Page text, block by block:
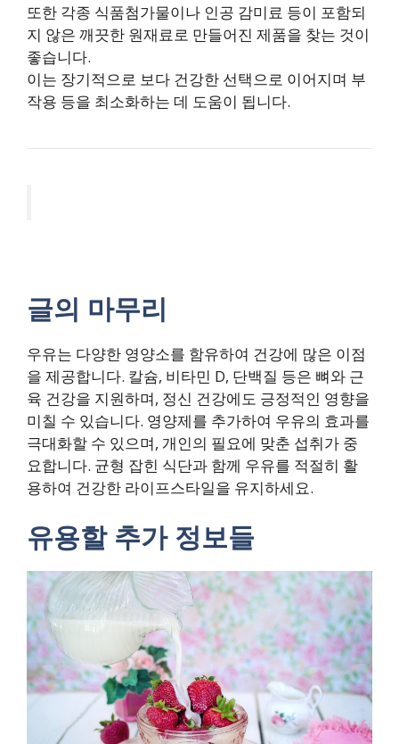
또한 각종 식품첨가물이나 인공 감미료 등이 포함되
지 않은 깨끗한 원재료로 만들어진 제품을 찾는 것이
좋습니다.
이는 장기적으로 보다 건강한 선택으로 이어지며 부
작용 등을 최소화하는 데 도움이 됩니다.
글의 마무리
우유는 다양한 영양소를 함유하여 건강에 많은 이점
을 제공합니다. 칼슘, 비타민 D, 단백질 등은 뼈와 근
육 건강을 지원하며, 정신 건강에도 긍정적인 영향을
미칠 수 있습니다. 영양제를 추가하여 우유의 효과를
극대화할 수 있으며, 개인의 필요에 맞춘 섭취가 중
요합니다. 균형 잡힌 식단과 함께 우유를 적절히 활
용하여 건강한 라이프스타일을 유지하세요.
유용할 추가 정보들